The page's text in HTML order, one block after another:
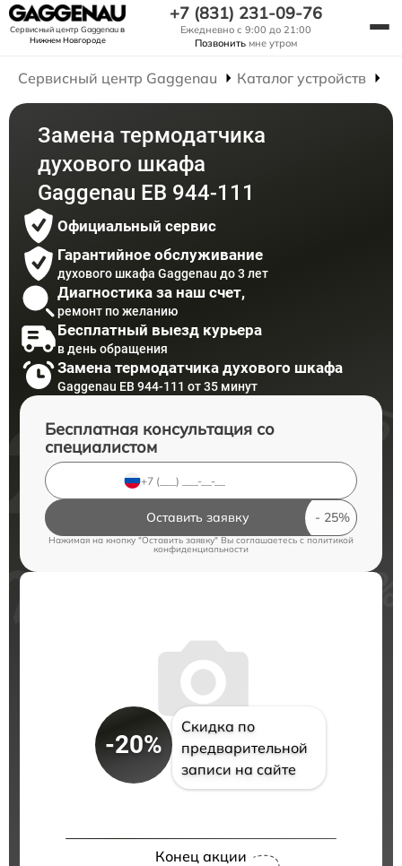
Сервисный центр Gaggenauв
Нижнем Новгороде
+7 (831) 231-09-76
Ежедневно с 9:00 до 21:00
Позвонить мне утром
Сервисный центр Gaggenau Каталог устройств
Замена термодатчика
духового шкафа
Gaggenau EB 944-111
Официальный сервис
Гарантийное обслуживание
духового шкафа Gaggenau до 3 лет
Диагностика за наш счет,
ремонт по желанию
Бесплатный выезд курьера
в день обращения
Замена термодатчика духового шкафа
Gaggenau EB 944-111 от 35 минут
Бесплатная консультация со
специалистом
Оставить заявку
Нажимая на кнопку "Оставить заявку" Вы соглашаетесь cполитикой
конфиденциальности
-20%
Скидка по
предварительной
записи на сайте
Конец акции